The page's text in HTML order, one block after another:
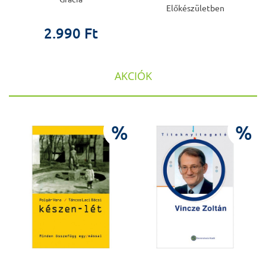
2.990 Ft
Előkészületben
AKCIÓK
% %